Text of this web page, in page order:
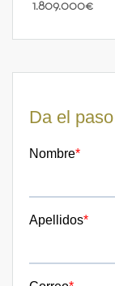
1.809.000€